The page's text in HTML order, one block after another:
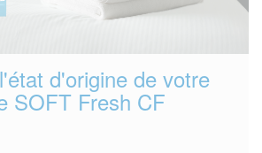
d'origine de votre
SOFT Fresh CF